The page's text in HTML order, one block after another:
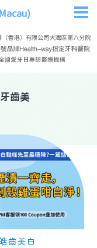
齒美
皓齒美白